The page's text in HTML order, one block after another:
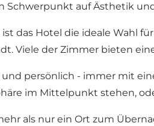
auf Ästhetik
das Hotel die ideale Wahl
Viele der Zimmer bieten
persönlich - immer mit
im Mittelpunkt stehen,
als nur ein Ort zum